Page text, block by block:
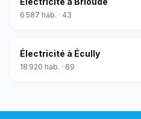
6 587 hab. · 43
Électricité à Écully
18 920 hab. · 69